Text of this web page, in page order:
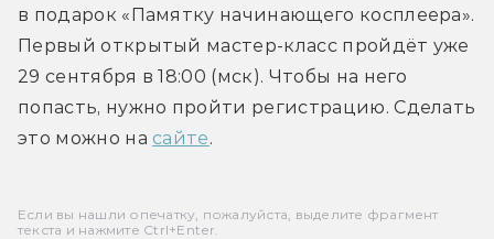
в подарок «Памятку начинающего косплеера».
Первый открытый мастер-класс пройдёт уже
29 сентября в 18:00 (мск). Чтобы на него
попасть, нужно пройти регистрацию. Сделать
это можно на сайте.
Если вы нашли опечатку, пожалуйста, выделите фрагмент
текста и нажмите Ctrl+Enter.